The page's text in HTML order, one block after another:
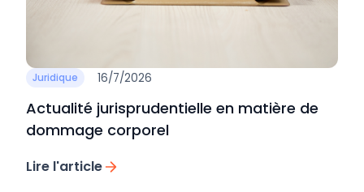
Juridique 16/7/2026
Actualité jurisprudentielle en matière de
dommage corporel
Lire l'article